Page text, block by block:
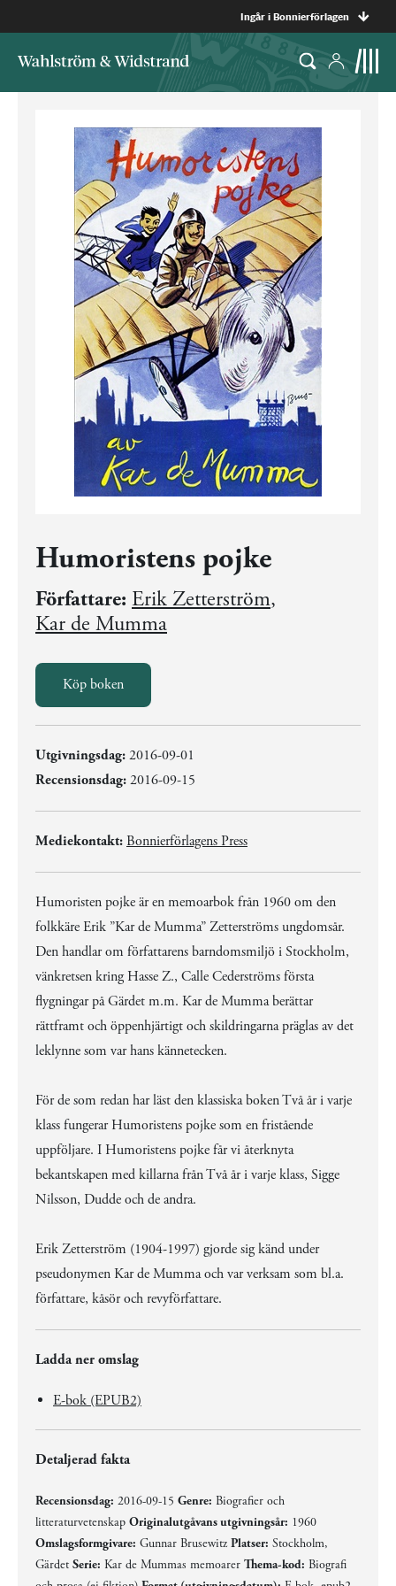
Ingår i Bonnierförlagen
Humoristens pojke
Författare: Erik Zetterström,
Kar de Mumma
Köp boken
Utgivningsdag:2016-09-01
Recensionsdag:2016-09-15
Mediekontakt: Bonnierförlagens Press
Humoristen pojke är en memoarbok från 1960 om den
folkkäre Erik ”Kar de Mumma” Zetterströms ungdomsår.
Den handlar om författarens barndomsmiljö i Stockholm,
vänkretsen kring Hasse Z., Calle Cederströms första
flygningar på Gärdet m.m. Kar de Mumma berättar
rättframt och öppenhjärtigt och skildringarna präglas av det
leklynne som var hans kännetecken.
För de som redan har läst den klassiska boken Två år i varje
klass fungerar Humoristens pojke som en fristående
uppföljare. I Humoristens pojke får vi återknyta
bekantskapen med killarna från Två år i varje klass, Sigge
Nilsson, Dudde och de andra.
Erik Zetterström (1904-1997) gjorde sig känd under
pseudonymen Kar de Mumma och var verksam som bl.a.
författare, kåsör och revyförfattare.
Ladda ner omslag
E-bok (EPUB2)
Detaljerad fakta
Recensionsdag: 2016-09-15 Genre: Biografier och
litteraturvetenskap Originalutgåvans utgivningsår: 1960
Omslagsformgivare: Gunnar BrusewitzPlatser: Stockholm,
Gärdet Serie: Kar de Mummas memoarer Thema-kod: Biografi